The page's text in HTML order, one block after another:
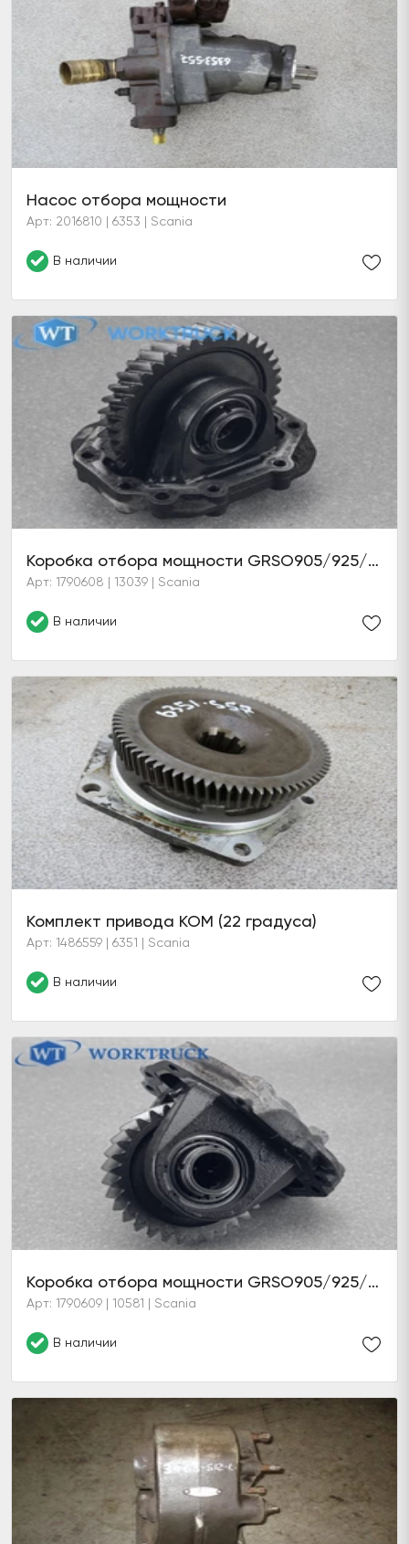
Насос отбора мощности
Арт: 2016810 | 6353 | Scania
В наличии
Коробка отбора мощности GRSO905/925/R EG652
Арт: 1790608 | 13039 | Scania
В наличии
Комплект привода КОМ (22 градуса)
Арт: 1486559 | 6351 | Scania
В наличии
Коробка отбора мощности GRSO905/925/R EG653
Арт: 1790609 | 10581 | Scania
В наличии